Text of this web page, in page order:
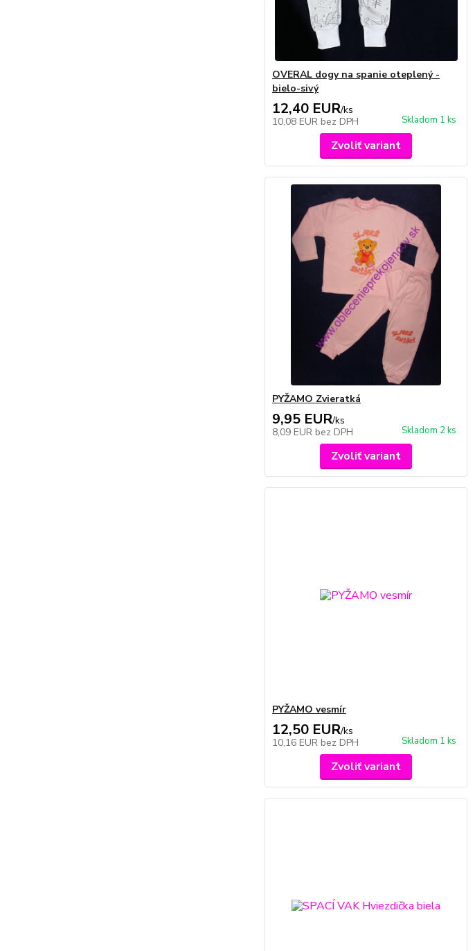
OVERAL dogy na spanie oteplený -
bielo-sivý
12,40 EUR/ks
10,08 EUR bez DPH Skladom 1 ks
Zvoliť variant
PYŽAMO Zvieratká
9,95 EUR/ks
8,09 EUR bez DPH Skladom 2 ks
Zvoliť variant
PYŽAMO vesmír
12,50 EUR/ks
10,16 EUR bez DPH Skladom 1 ks
Zvoliť variant